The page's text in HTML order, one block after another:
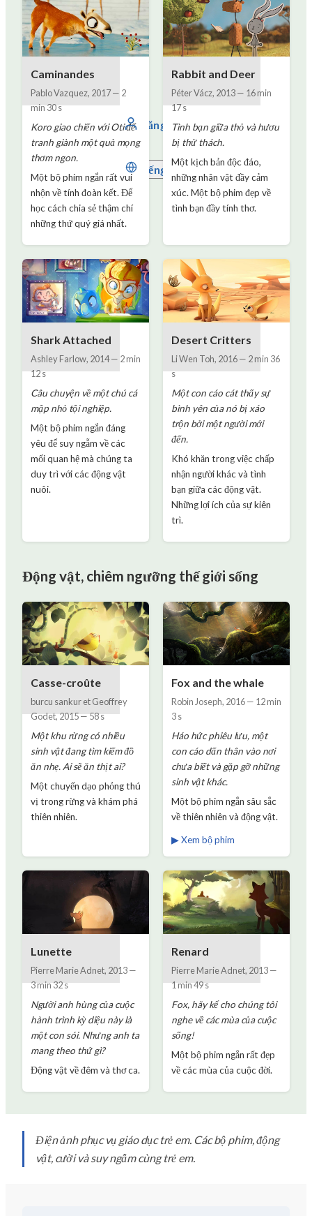
Đăng nhập
Tiếng Việt
Caminandes
Pablo Vazquez, 2017— 2
min 30 s
Koro giao chiến với Oti để
tranh giành một quả mọng
thơm ngon.
Một bộ phim ngắn rất vui
nhộn về tính đoàn kết. Để
học cách chia sẻ thậm chí
những thứ quý giá nhất.
Rabbit and Deer
Péter Vácz, 2013— 16 min
17 s
Tình bạn giữa thỏ và hươu
bị thử thách.
Một kịch bản độc đáo,
những nhân vật đầy cảm
xúc. Một bộ phim đẹp về
tình bạn đầy tính thơ.
Shark Attached
Ashley Farlow, 2014— 2 min
12 s
Câu chuyện về một chú cá
mập nhỏ tội nghiệp.
Một bộ phim ngắn đáng
yêu để suy ngẫm về các
mối quan hệ mà chúng ta
duy trì với các động vật
nuôi.
Desert Critters
Li Wen Toh, 2016— 2 min 36
s
Một con cáo cát thấy sự
bình yên của nó bị xáo
trộn bởi một người mới
đến.
Khó khăn trong việc chấp
nhận người khác và tình
bạn giữa các động vật.
Những lợi ích của sự kiên
trì.
Động vật, chiêm ngưỡng thế giới sống
Casse-croûte
burcu sankur et Geoffrey
Godet,2015—58 s
Một khu rừng có nhiều
sinh vật đang tìm kiếm đồ
ăn nhẹ. Ai sẽ ăn thịt ai?
Một chuyến dạo phỏng thú
vị trong rừng và khám phá
thiên nhiên.
Fox and the whale
Robin Joseph, 2016— 12 min
3 s
Háo hức phiêu lưu, một
con cáo dấn thân vào nơi
chưa biết và gặp gỡ những
sinh vật khác.
Một bộ phim ngắn sâu sắc
về thiên nhiên và động vật.
▶ Xem bộ phim
Lunette
Pierre Marie Adnet, 2013—
3 min 32 s
Người anh hùng của cuộc
hành trình kỳ diệu này là
một con sói. Nhưng anh ta
mang theo thứ gì?
Động vật về đêm và thơ ca.
Renard
Pierre Marie Adnet, 2013—
1 min 49 s
Fox, hãy kể cho chúng tôi
nghe về các mùa của cuộc
sống!
Một bộ phim ngắn rất đẹp
về các mùa của cuộc đời.
Điện ảnh phục vụ giáo dục trẻ em. Các bộ phim, động
vật, cười và suy ngẫm cùng trẻ em.